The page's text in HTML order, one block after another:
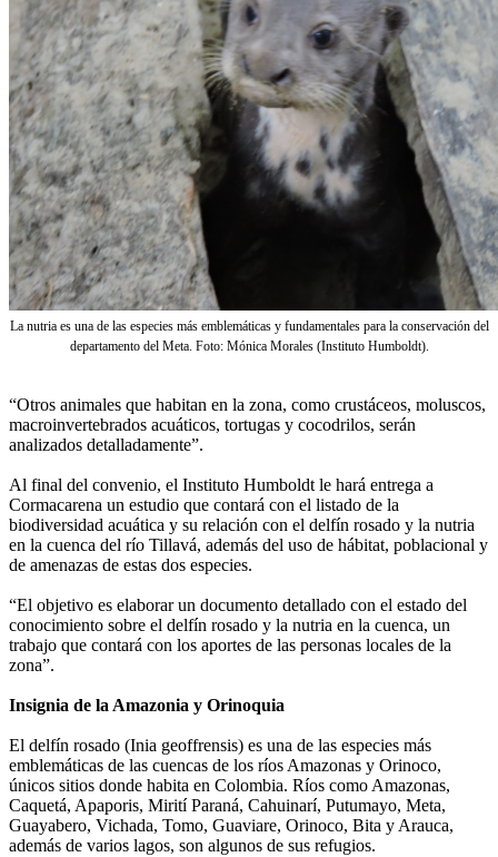
La nutria es una de las especies más emblemáticas y fundamentales para la conservación del
departamento del Meta. Foto: Mónica Morales (Instituto Humboldt).
“Otros animales que habitan en la zona, como crustáceos, moluscos,
macroinvertebrados acuáticos, tortugas y cocodrilos, serán
analizados detalladamente”.
Al final del convenio, el Instituto Humboldt le hará entrega a
Cormacarena un estudio que contará con el listado de la
biodiversidad acuática y su relación con el delfín rosado y la nutria
en la cuenca del río Tillavá, además del uso de hábitat, poblacional y
de amenazas de estas dos especies.
“El objetivo es elaborar un documento detallado con el estado del
conocimiento sobre el delfín rosado y la nutria en la cuenca, un
trabajo que contará con los aportes de las personas locales de la
zona”.
Insignia de la Amazonia y Orinoquia
El delfín rosado (Inia geoffrensis) es una de las especies más
emblemáticas de las cuencas de los ríos Amazonas y Orinoco,
únicos sitios donde habita en Colombia. Ríos como Amazonas,
Caquetá, Apaporis, Mirití Paraná, Cahuinarí, Putumayo, Meta,
Guayabero, Vichada, Tomo, Guaviare, Orinoco, Bita y Arauca,
además de varios lagos, son algunos de sus refugios.